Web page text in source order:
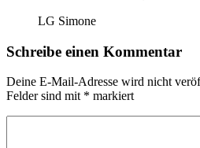
LG Simone
Schreibe einen Kommentar
Deine E-Mail-Adresse wird nicht
Felder sind mit * markiert